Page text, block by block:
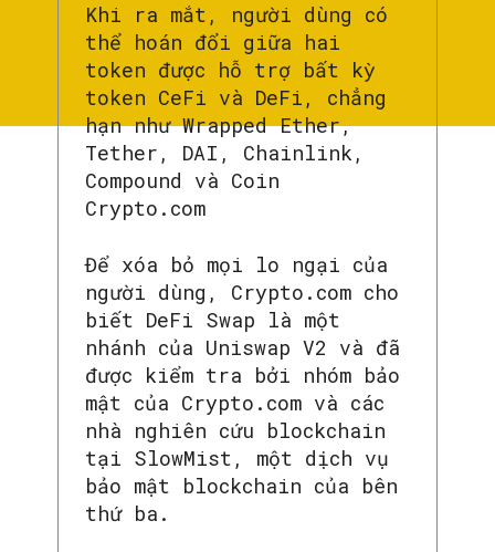
Khi ra mắt, người dùng có
thể hoán đổi giữa hai
token được hỗ trợ bất kỳ
token CeFi và DeFi, chẳng
hạn như Wrapped Ether,
Tether, DAI, Chainlink,
Compound và Coin
Crypto.com
Để xóa bỏ mọi lo ngại của
người dùng, Crypto.com cho
biết DeFi Swap là một
nhánh của Uniswap V2 và đã
được kiểm tra bởi nhóm bảo
mật của Crypto.com và các
nhà nghiên cứu blockchain
tại SlowMist, một dịch vụ
bảo mật blockchain của bên
thứ ba.